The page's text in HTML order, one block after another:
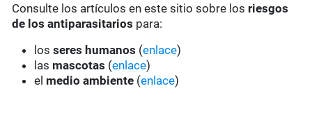
Consulte los artículos en este sitio sobre los riesgos
de los antiparasitarios para:
losseres humanos (enlace)
las mascotas (enlace)
el medio ambiente (enlace)